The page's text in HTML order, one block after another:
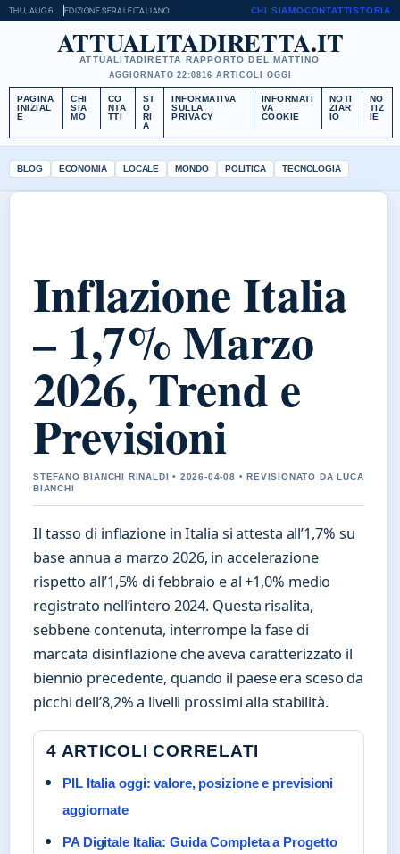
THU, AUG 6 EDIZIONE SERALEITALIANO CHI SIAMOCONTATTISTORIA
ATTUALITADIRETTA.IT
ATTUALITADIRETTA RAPPORTO DEL MATTINO
AGGIORNATO 22:0816 ARTICOLI OGGI
PAGINA
INIZIAL
E
CHI
SIA
MO
CO
NTA
TTI
ST
O
RI
A
INFORMATIVA
SULLA
PRIVACY
INFORMATI
VA
COOKIE
NOTI
ZIAR
IO
NO
TIZ
IE
BLOG ECONOMIA LOCALE MONDO POLITICA TECNOLOGIA
Inflazione Italia
– 1,7% Marzo
2026, Trend e
Previsioni
STEFANO BIANCHI RINALDI • 2026-04-08 • REVISIONATO DA LUCA
BIANCHI
Il tasso di inflazione in Italia si attesta all’1,7% su
base annua a marzo 2026, in accelerazione
rispetto all’1,5% di febbraio e al +1,0% medio
registrato nell’intero 2024. Questa risalita,
sebbene contenuta, interrompe la fase di
marcata disinflazione che aveva caratterizzato il
biennio precedente, quando il paese era sceso da
picchi dell’8,2% a livelli prossimi alla stabilità.
4 ARTICOLI CORRELATI
PIL Italia oggi: valore, posizione e previsioni
aggiornate
PA Digitale Italia: Guida Completa a Progetto